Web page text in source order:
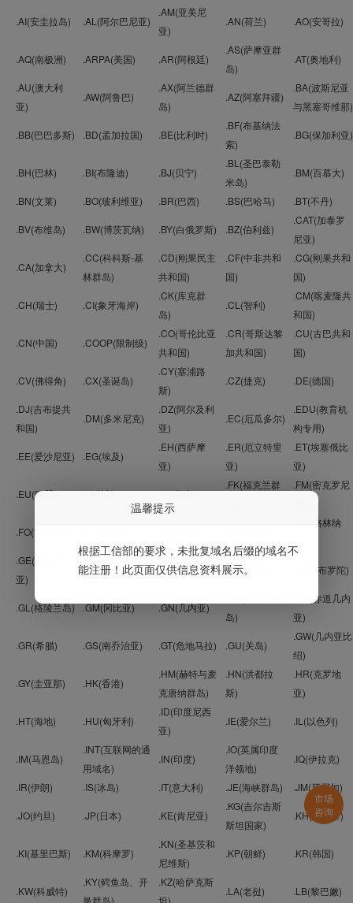
.AI(安圭拉岛) .AL(阿尔巴尼亚)
.AM(亚美尼
亚)
.AN(荷兰) .AO(安哥拉)
.AQ(南极洲) .ARPA(美国) .AR(阿根廷)
.AS(萨摩亚群
岛)
.AT(奥地利)
.AU(澳大利
亚)
.AW(阿鲁巴)
.AX(阿兰德群
岛)
.AZ(阿塞拜疆)
.BA(波斯尼亚
与黑塞哥维那)
.BB(巴巴多斯) .BD(孟加拉国) .BE(比利时)
.BF(布基纳法
索)
.BG(保加利亚)
.BH(巴林) .BI(布隆迪) .BJ(贝宁)
.BL(圣巴泰勒
米岛)
.BM(百慕大)
.BN(文莱) .BO(玻利维亚) .BR(巴西) .BS(巴哈马) .BT(不丹)
.BV(布维岛) .BW(博茨瓦纳) .BY(白俄罗斯) .BZ(伯利兹)
.CAT(加泰罗
尼亚)
.CA(加拿大)
.CC(科科斯-基
林群岛)
.CD(刚果民主
共和国)
.CF(中非共和
国)
.CG(刚果共和
国)
.CH(瑞士) .CI(象牙海岸)
.CK(库克群
岛)
.CL(智利)
.CM(喀麦隆共
和国)
.CN(中国) .COOP(限制级)
.CO(哥伦比亚
共和国)
.CR(哥斯达黎
加共和国)
.CU(古巴共和
国)
.CV(佛得角) .CX(圣诞岛)
.CY(塞浦路
斯)
.CZ(捷克) .DE(德国)
.DJ(吉布提共
和国)
.DM(多米尼克)
.DZ(阿尔及利
亚)
.EC(厄瓜多尔)
.EDU(教育机
构专用)
.EE(爱沙尼亚) .EG(埃及)
.EH(西萨摩
亚)
.ER(厄立特里
亚)
.ET(埃塞俄比
亚)
.EU(欧盟) .FI(芬兰) .FJ(斐济)
.FK(福克兰群
.FM(密克罗尼
.FO(法罗群岛)
.GD(格林纳
.GE(格鲁吉
亚)
.GF(法属圭亚
那)
.GG(格恩西
岛)
.GH(加纳) .GI(直布罗陀)
.GL(格陵兰岛) .GM(冈比亚) .GN(几内亚)
岛)
.GQ(赤道几内
亚)
.GR(希腊) .GS(南乔治亚) .GT(危地马拉) .GU(关岛)
.GW(几内亚比
绍)
.GY(圭亚那) .HK(香港)
.HM(赫特与麦
克唐纳群岛)
.HN(洪都拉
斯)
.HR(克罗地
亚)
.HT(海地) .HU(匈牙利)
.ID(印度尼西
亚)
.IE(爱尔兰) .IL(以色列)
.IM(马恩岛)
.INT(互联网的通
用域名)
.IN(印度)
.IO(英属印度
洋领地)
.IQ(伊拉克)
.IR(伊朗) .IS(冰岛) .IT(意大利) .JE(海峡群岛) .JM(牙买加)
.JO(约旦) .JP(日本) .KE(肯尼亚)
.KG(吉尔吉斯
斯坦国家)
.KH(柬埔寨)
.KI(基里巴斯) .KM(科摩罗)
.KN(圣基茨和
尼维斯)
.KP(朝鲜) .KR(韩国)
.KW(科威特)
.KY(鳄鱼岛、开
曼群岛)
.KZ(哈萨克斯
坦)
.LA(老挝) .LB(黎巴嫩)
市场
咨询
温馨提示
根据工信部的要求，未批复域名后缀的域名不
能注册！此页面仅供信息资料展示。